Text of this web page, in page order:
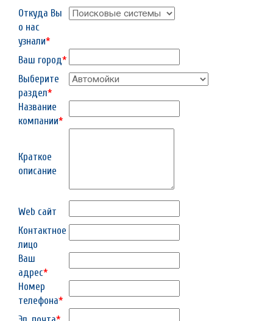
Откуда Вы
о нас
узнали*
Ваш город*
Выберите
раздел*
Название
компании*
Краткое
описание
Web сайт
Контактное
лицо
Ваш
адрес*
Номер
телефона*